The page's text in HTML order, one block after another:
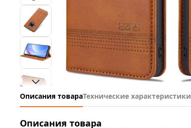
Описания товараТехнические характеристики
Описания товара